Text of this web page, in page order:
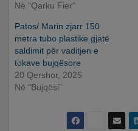
Në “Qarku Fier”
Patos/ Marin zjarr 150
metra tubo plastike gjatë
saldimit për vaditjen e
tokave bujqësore
20 Qershor, 2025
Në “Bujqësi”